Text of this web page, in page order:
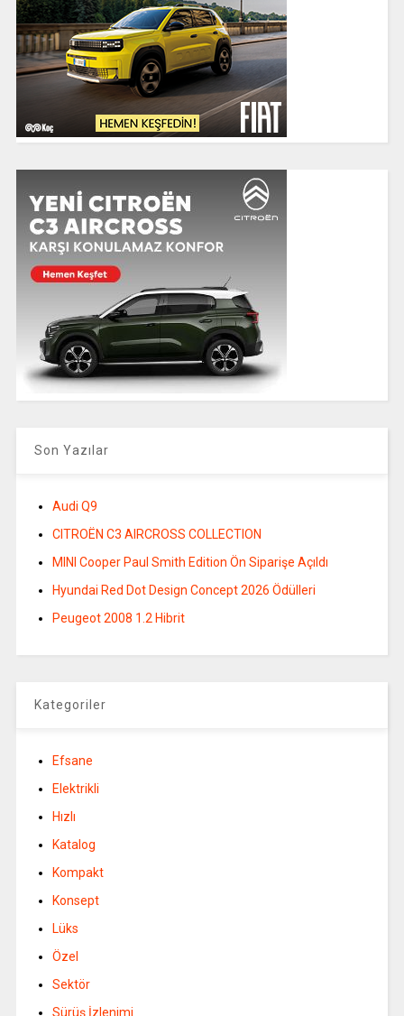
Son Yazılar
Audi Q9
CITROËN C3 AIRCROSS COLLECTION
MINI Cooper Paul Smith Edition Ön Siparişe Açıldı
Hyundai Red Dot Design Concept 2026 Ödülleri
Peugeot 2008 1.2 Hibrit
Kategoriler
Efsane
Elektrikli
Hızlı
Katalog
Kompakt
Konsept
Lüks
Özel
Sektör
Sürüş İzlenimi